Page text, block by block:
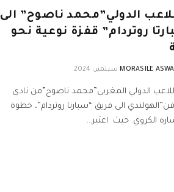
الدولي”محمد ناصوح” الى
روتردام” قفزة نوعية نحو
MORASILE
اللاعب الدولي المغربي”محمد ناصوح”من نادي
الى فريق “سبارتا روتردام”، خطوة
الكروي. حيث اعتبر…